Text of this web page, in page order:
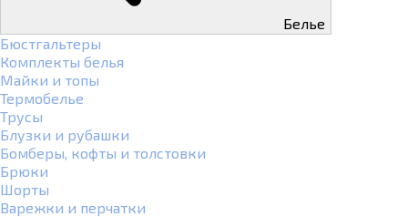
Белье
Бюстгальтеры
Комплекты белья
Майки и топы
Термобелье
Трусы
Блузки и рубашки
Бомберы, кофты и толстовки
Брюки
Шорты
Варежки и перчатки